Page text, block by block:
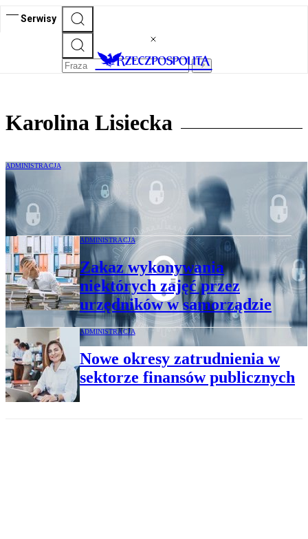
Serwisy
Karolina Lisiecka
ADMINISTRACJA
Tajemnice służbowe w administracji
samorządowej
ADMINISTRACJA
Zakaz wykonywania
niektórych zajęć przez
urzędników w samorządzie
ADMINISTRACJA
Nowe okresy zatrudnienia w
sektorze finansów publicznych